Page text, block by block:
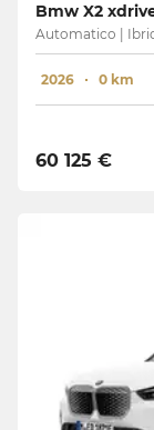
Bmw X2
Automatico |
2026 0 km
60 125 €